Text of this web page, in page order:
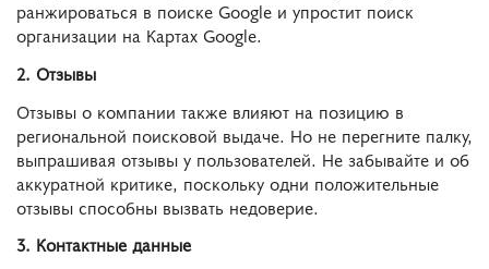
ранжироваться в поиске Google и упростит поиск
организации на Картах Google.
2. Отзывы
Отзывы о компании также влияют на позицию в
региональной поисковой выдаче. Но не перегните палку,
выпрашивая отзывы у пользователей. Не забывайте и об
аккуратной критике, поскольку одни положительные
отзывы способны вызвать недоверие.
3. Контактные данные